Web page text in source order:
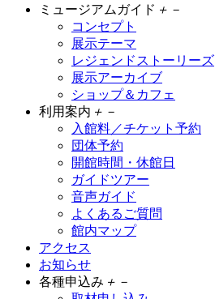
ミュージアムガイド ＋ －
コンセプト
展示テーマ
レジェンドストーリーズ
展示アーカイブ
ショップ＆カフェ
利用案内 ＋ －
入館料／チケット予約
団体予約
開館時間・休館日
ガイドツアー
音声ガイド
よくあるご質問
館内マップ
アクセス
お知らせ
各種申込み ＋ －